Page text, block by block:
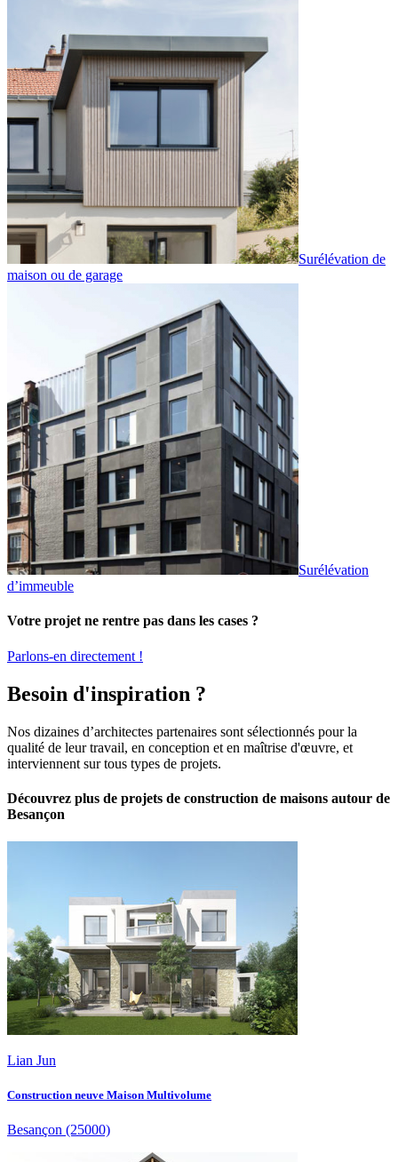
Surélévation de
maison ou de garage
Surélévation
d’immeuble
Votre projet ne rentre pas dans les cases ?
Parlons-en directement !
Besoin d'inspiration ?
Nos dizaines d’architectes partenaires sont sélectionnés pour la
qualité de leur travail, en conception et en maîtrise d'œuvre, et
interviennent sur tous types de projets.
Découvrez plus de projets de construction de maisons autour de
Besançon
Lian Jun
Construction neuve Maison Multivolume
Besançon (25000)